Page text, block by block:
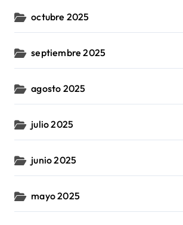
octubre 2025
septiembre 2025
agosto 2025
julio 2025
junio 2025
mayo 2025